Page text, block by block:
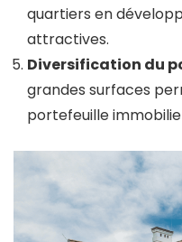
quartiers en
attractives.
Diversification du
grandes surfaces
portefeuille